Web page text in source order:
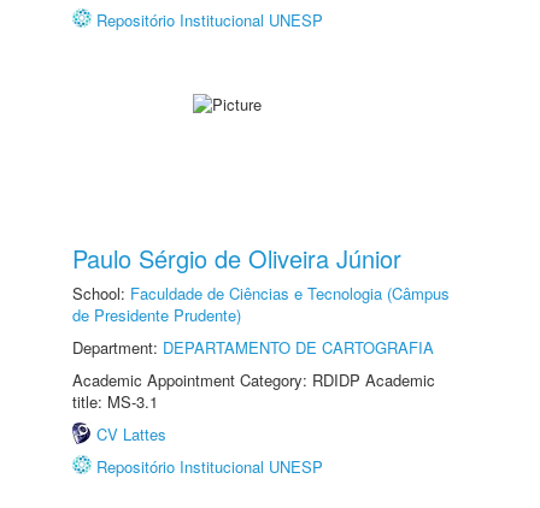
Repositório Institucional UNESP
Paulo Sérgio de Oliveira Júnior
School: Faculdade de Ciências e Tecnologia (Câmpus
de Presidente Prudente)
Department: DEPARTAMENTO DE CARTOGRAFIA
Academic Appointment Category: RDIDP Academic
title: MS-3.1
CV Lattes
Repositório Institucional UNESP